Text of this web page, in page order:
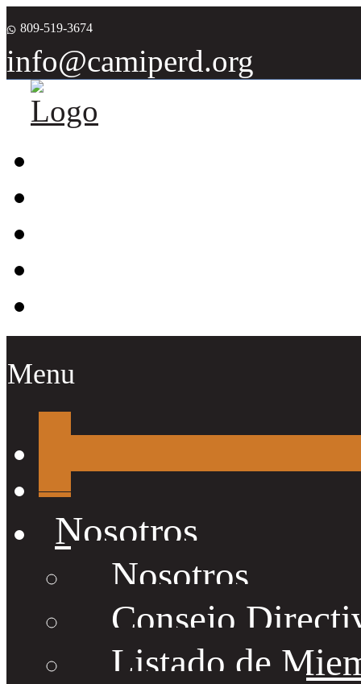
809-519-3674
info@camiperd.org
Menu
Nosotros
Nosotros
Consejo
Listado de